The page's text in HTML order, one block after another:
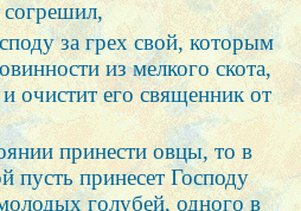
согрешил,
за грех свой, которым
из мелкого скота,
очистит его священник от
принести овцы, то в
пусть принесет Господу
голубей, одного в